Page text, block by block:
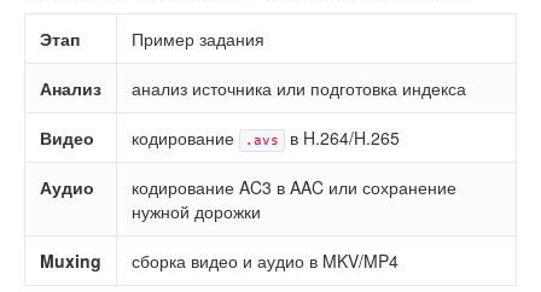
Этап Пример задания
Анализ анализ источника или подготовка индекса
Видео кодирование .avs в H.264/H.265
Аудио
кодирование AC3 в AAC или сохранение
нужной дорожки
Muxing сборка видео и аудио в MKV/MP4